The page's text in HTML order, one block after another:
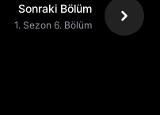
Sonraki Bölüm
1. Sezon 6. Bölüm